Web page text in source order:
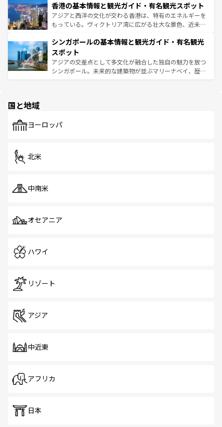
とつ。フォーやバインミー、ベトナムコーヒーなどは、ぜ
ひ現地で味わいたい。どの地域を訪れてもあたたかい人々
が旅行者を迎えてくれるので、きっと忘れられない旅にな
参照してほしい。
の活気が交差している。北部ではチェンマイなどの山岳地
帯で自然と触れ合い、南部ではプーケットやクラビの美し
いビーチでリゾート気分を楽しむことができる。タイ料理
激する。気候は一年中温暖で、どの季節にも異なる楽しみ
が待っている。親しみやすいタイの人々、仏教を中心とし
た文化、そして多様な観光資源が、訪れる旅人を魅了し続
ける。 なお、新着のタイ情報はコンテンツ一覧を参照して
香港の基本情報と観光ガイド・有名観光スポット
アジアと西洋の文化が交わる香港は、特有のエネルギーを
もっている。ヴィクトリア湾に広がる壮大な景色、近未来
み、どこを訪れても感動するはず。観光スポットが密集し
ており、効率よく見どころを回れるのも魅力。息をのむよ
うな絶景から文化的な体験まで、香港を存分に楽しみ尽く
そう。 なお、新着の香港情報はコンテンツ一覧を参照して
シンガポールの基本情報と観光ガイド・有名観光
スポット
アジアの交差点として多文化が融合した独自の魅力を放つ
シンガポール。未来的な建築物が並ぶマリーナベイ、歴史
で、ホーカーズは地元の風情を楽しめる外せないスポット
国と地域
ヨーロッパ
北米
中南米
オセアニア
ハワイ
リゾート
アジア
中近東
アフリカ
日本